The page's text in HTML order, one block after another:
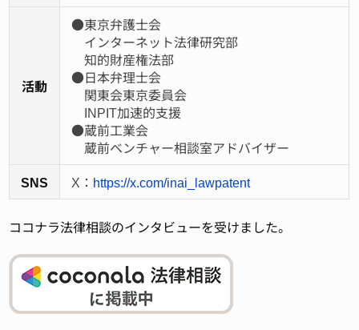
活動
●東京弁護士会
インターネット法律研究部
知的財産権法部
●日本弁理士会
関東会東京委員会
INPIT加速的支援
●蔵前工業会
蔵前ベンチャー相談室アドバイザー
SNS
X： https://x.com/inai_lawpatent
ココナラ法律相談のインタビューを受けました。